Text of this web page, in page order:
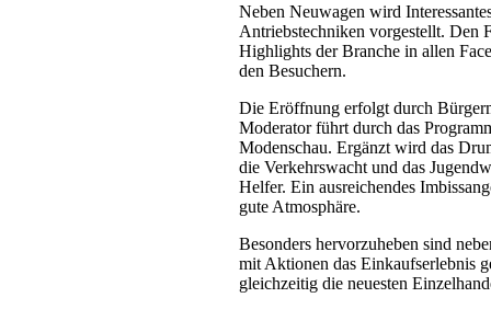
Neben Neuwagen wird
Antriebstechniken vorgestellt. Den
Highlights der Branche in allen
den Besuchern.
Die Eröffnung erfolgt durch
Moderator führt durch das
Modenschau. Ergänzt wird das
die Verkehrswacht und das
Helfer. Ein ausreichendes
gute Atmosphäre.
Besonders hervorzuheben sind
mit Aktionen das Einkaufserlebnis
gleichzeitig die neuesten